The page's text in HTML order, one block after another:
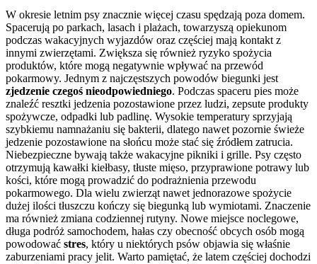
W okresie letnim psy znacznie więcej czasu spędzają poza domem.
Spacerują po parkach, lasach i plażach, towarzyszą opiekunom
podczas wakacyjnych wyjazdów oraz częściej mają kontakt z
innymi zwierzętami. Zwiększa się również ryzyko spożycia
produktów, które mogą negatywnie wpływać na przewód
pokarmowy. Jednym z najczęstszych powodów biegunki jest
zjedzenie czegoś nieodpowiedniego. Podczas spaceru pies może
znaleźć resztki jedzenia pozostawione przez ludzi, zepsute produkty
spożywcze, odpadki lub padlinę. Wysokie temperatury sprzyjają
szybkiemu namnażaniu się bakterii, dlatego nawet pozornie świeże
jedzenie pozostawione na słońcu może stać się źródłem zatrucia.
Niebezpieczne bywają także wakacyjne pikniki i grille. Psy często
otrzymują kawałki kiełbasy, tłuste mięso, przyprawione potrawy lub
kości, które mogą prowadzić do podrażnienia przewodu
pokarmowego. Dla wielu zwierząt nawet jednorazowe spożycie
dużej ilości tłuszczu kończy się biegunką lub wymiotami. Znaczenie
ma również zmiana codziennej rutyny. Nowe miejsce noclegowe,
długa podróż samochodem, hałas czy obecność obcych osób mogą
powodować stres, który u niektórych psów objawia się właśnie
zaburzeniami pracy jelit. Warto pamiętać, że latem częściej dochodzi